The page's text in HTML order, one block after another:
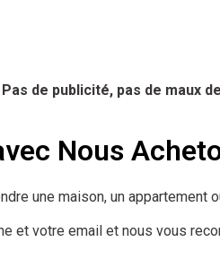
Pas de publicité, pas de maux
Nous
une maison, un
et votre email et nous vous